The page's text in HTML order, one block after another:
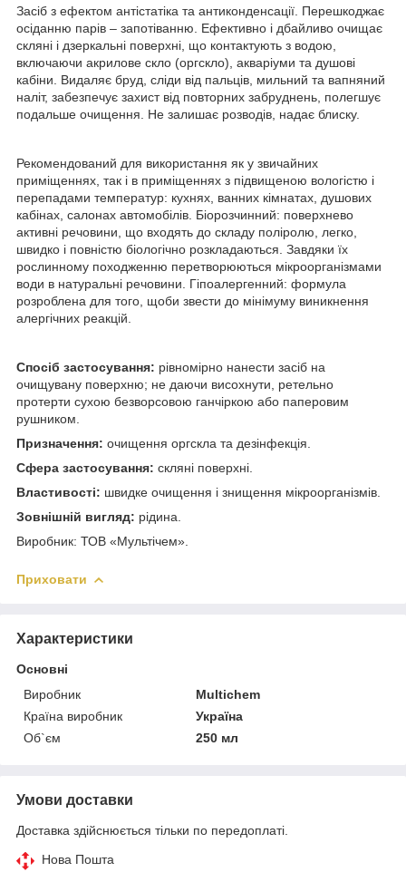
Засіб з ефектом антістатіка та антиконденсації. Перешкоджає
осіданню парів – запотіванню. Ефективно і дбайливо очищає
скляні і дзеркальні поверхні, що контактують з водою,
включаючи акрилове скло (оргскло), акваріуми та душові
кабіни. Видаляє бруд, сліди від пальців, мильний та вапняний
наліт, забезпечує захист від повторних забруднень, полегшує
подальше очищення. Не залишає розводів, надає блиску.
Рекомендований для використання як у звичайних
приміщеннях, так і в приміщеннях з підвищеною вологістю і
перепадами температур: кухнях, ванних кімнатах, душових
кабінах, салонах автомобілів. Біорозчинний: поверхнево
активні речовини, що входять до складу поліролю, легко,
швидко і повністю біологічно розкладаються. Завдяки їх
рослинному походженню перетворюються мікроорганізмами
води в натуральні речовини. Гіпоалергенний: формула
розроблена для того, щоби звести до мінімуму виникнення
алергічних реакцій.
Спосіб застосування: рівномірно нанести засіб на
очищувану поверхню; не даючи висохнути, ретельно
протерти сухою безворсовою ганчіркою або паперовим
рушником.
Призначення: очищення оргскла та дезінфекція.
Сфера застосування: скляні поверхні.
Властивості: швидке очищення і знищення мікроорганізмів.
Зовнішній вигляд: рідина.
Виробник: ТОВ «Мультічем».
Приховати
Характеристики
Основні
Виробник
Multichem
Країна виробник
Україна
Об`єм
250 мл
Умови доставки
Доставка здійснюється тільки по передоплаті.
Нова Пошта